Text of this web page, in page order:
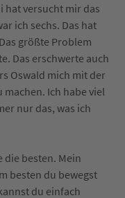
hat versucht mir das
ich sechs. Das hat
größte Problem
Das erschwerte auch
Oswald mich mit der
Ich habe viel
nur das, was ich
die besten. Mein
besten du bewegst
du einfach